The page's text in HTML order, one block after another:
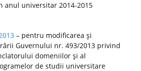
anul universitar 2014-2015
– pentru modificarea şi
Guvernului nr. 493/2013 privind
domeniilor şi al
de studii universitare